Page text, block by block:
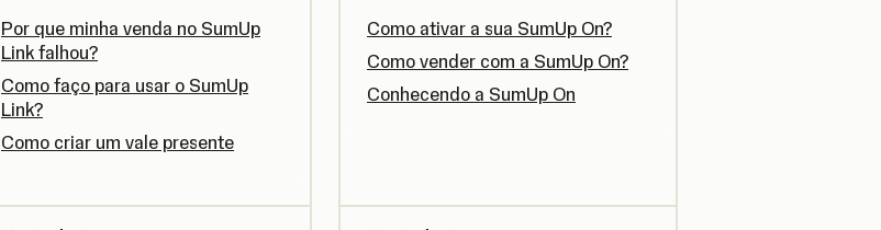
Por que minha venda no SumUp
Link falhou?
Como faço para usar o SumUp
Link?
Como criar um vale presente
Como ativar a sua SumUp On?
Como vender com a SumUp On?
Conhecendo a SumUp On